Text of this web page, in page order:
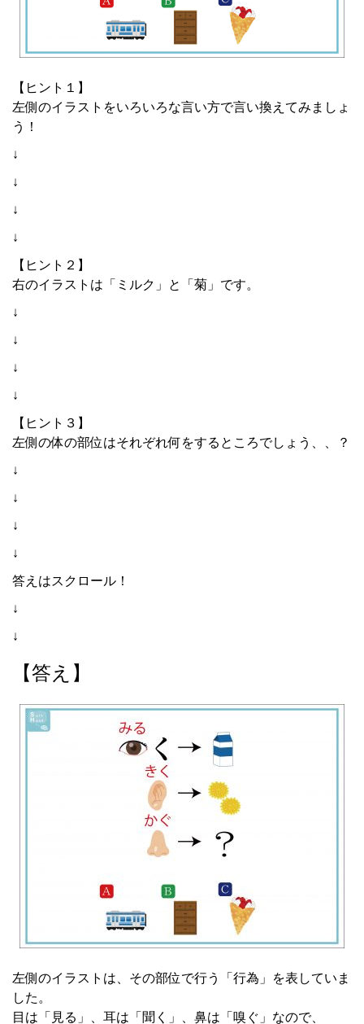
【ヒント１】
左側のイラストをいろいろな言い方で言い換えてみましょ
う！
↓
↓
↓
↓
【ヒント２】
右のイラストは「ミルク」と「菊」です。
↓
↓
↓
↓
【ヒント３】
左側の体の部位はそれぞれ何をするところでしょう、、？
↓
↓
↓
↓
答えはスクロール！
↓
↓
【答え】
左側のイラストは、その部位で行う「行為」を表していま
した。
目は「見る」、耳は「聞く」、鼻は「嗅ぐ」なので、